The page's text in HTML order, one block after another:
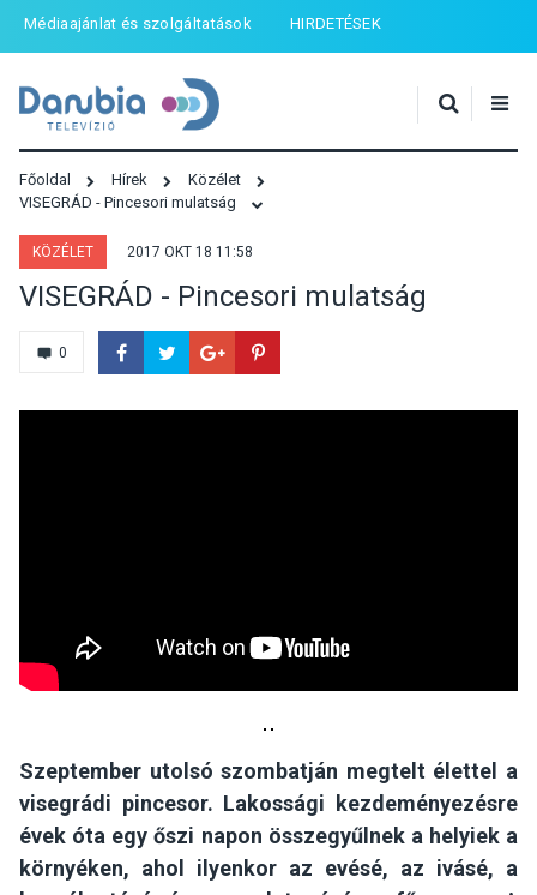
Médiaajánlat és szolgáltatások HIRDETÉSEK
Főoldal Hírek
Közélet
VISEGRÁD - Pincesori mulatság
KÖZÉLET 2017 OKT 18 11:58
VISEGRÁD - Pincesori mulatság
0
Szeptember utolsó szombatján megtelt élettel a
visegrádi pincesor. Lakossági kezdeményezésre
évek óta egy őszi napon összegyűlnek a helyiek a
környéken, ahol ilyenkor az evésé, az ivásé, a